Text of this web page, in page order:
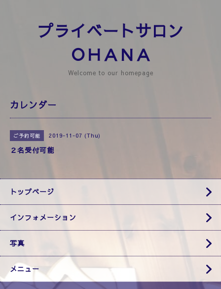
プライベートサロン
ＯＨＡＮＡ
Welcome to our homepage
カレンダー
ご予約可能 2019-11-07 (Thu)
２名受付可能
トップページ
インフォメーション
写真
メニュー